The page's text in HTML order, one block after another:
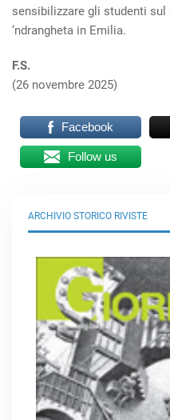
sensibilizzare gli studenti
‘ndrangheta in Emilia.
F.S.
(26 novembre 2025)
Facebook
Follow us
ARCHIVIO STORICO RIVISTE